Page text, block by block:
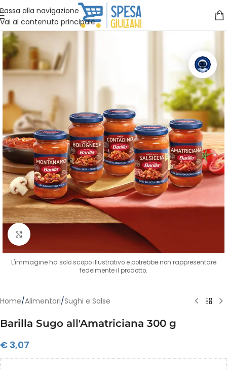
Passa alla navigazione
Vai al contenuto principale
Vuoi assistenza?Clicca qui e ti richiamiamo noi
Clicca per ingrandire
L'immagine ha solo scopo illustrativo e potrebbe non rappresentare
fedelmente il prodotto.
Home/Alimentari/Sughi e Salse
Barilla Sugo all'Amatriciana 300 g
€ 3,07